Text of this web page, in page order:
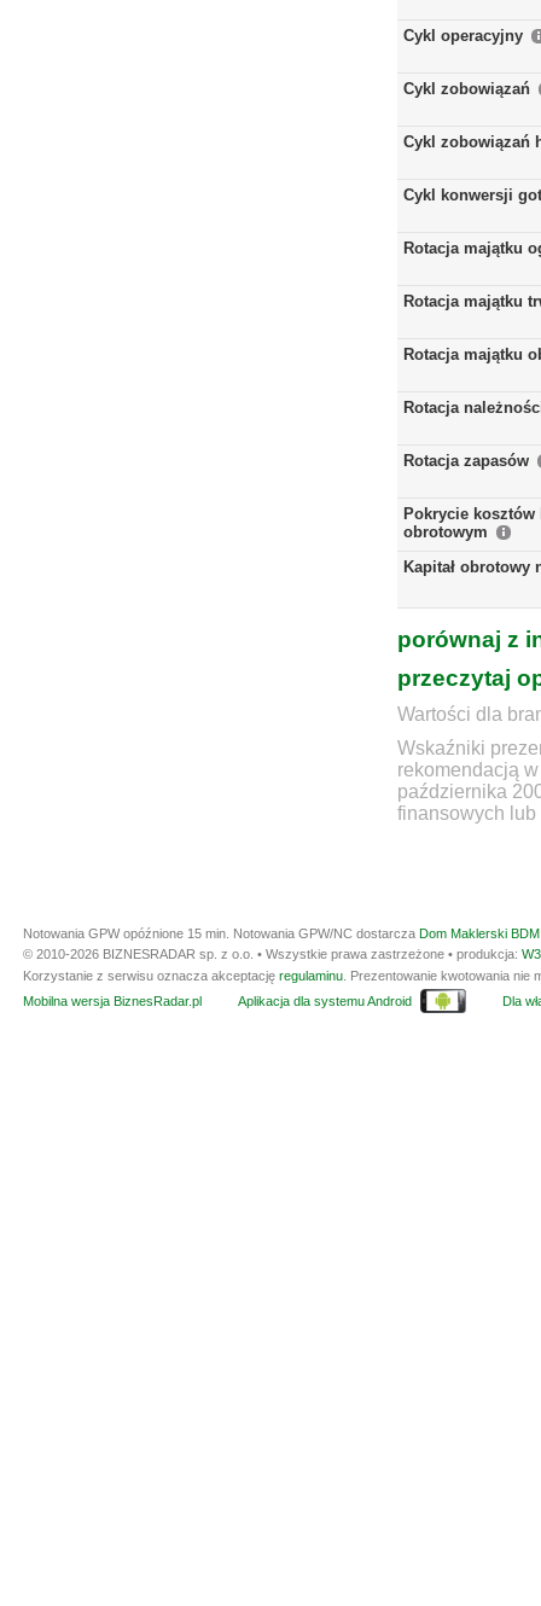
Cykl operacyjny
Cykl zobowiązań
Cykl zobowiązań
Cykl konwersji
Rotacja majątku
Rotacja majątku
Rotacja majątku
Rotacja
Rotacja zapasów
Pokrycie kosztów
obrotowym
Kapitał obrotowy
porównaj z
przeczytaj
Wartości dla
Wskaźniki
rekomendacją
października
finansowych lub
Notowania GPW opóźnione 15 min. Notowania GPW/NC dostarcza Dom Maklerski
© 2010-2026 BIZNESRADAR sp. z o.o. • Wszystkie prawa zastrzeżone • produkcja:
Korzystanie z serwisu oznacza akceptację regulaminu . Prezentowanie kwotowania
Mobilna wersja BiznesRadar.pl
Aplikacja dla systemu Android Dla